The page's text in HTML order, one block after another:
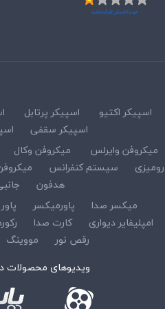
اسپیکر اکتیو اسپیکر پرتابل
اسپیکر سقفی
میکروفن وایرلس
میکروفن وکال
رومیزی
سیستم کنفرانس
هدفون
میکسر صدا
پاورمیکسر
امپلیفایر دیواری
کارت صدا
رقص نور
مووینگ
ویدیوهای محصولات